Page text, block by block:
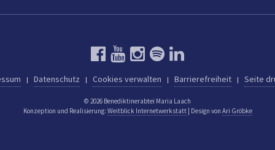
Datenschutz Cookies verwalten Barrierefreiheit Seite
© 2026 Benediktinerabtei Maria Laach
Konzeption und Realisierung: Weitblick Internetwerkstatt| Design von Ari Gröbke